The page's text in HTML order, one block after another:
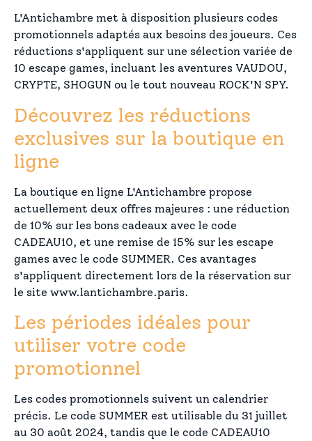
L'Antichambre met à disposition plusieurs codes
promotionnels adaptés aux besoins des joueurs. Ces
réductions s'appliquent sur une sélection variée de
10 escape games, incluant les aventures VAUDOU,
CRYPTE, SHOGUN ou le tout nouveau ROCK'N SPY.
Découvrez les réductions
exclusives sur la boutique en
ligne
La boutique en ligne L'Antichambre propose
actuellement deux offres majeures : une réduction
de 10% sur les bons cadeaux avec le code
CADEAU10, et une remise de 15% sur les escape
games avec le code SUMMER. Ces avantages
s'appliquent directement lors de la réservation sur
le site www.lantichambre.paris.
Les périodes idéales pour
utiliser votre code
promotionnel
Les codes promotionnels suivent un calendrier
précis. Le code SUMMER est utilisable du 31 juillet
au 30 août 2024, tandis que le code CADEAU10